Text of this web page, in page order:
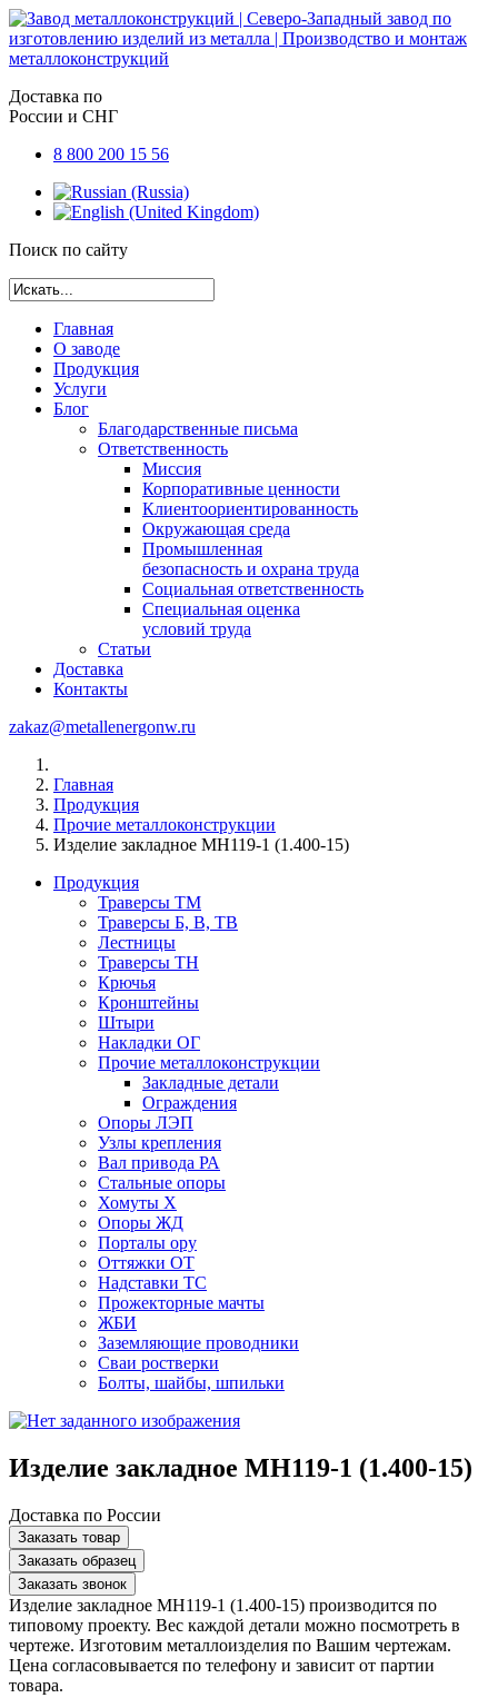
Доставка по
России и СНГ
8 800 200 15 56
Поиск по сайту
Главная
О заводе
Продукция
Услуги
Блог
Благодарственные письма
Ответственность
Миссия
Корпоративные ценности
Клиентоориентированность
Окружающая среда
Промышленная
безопасность и охрана труда
Социальная ответственность
Специальная оценка
условий труда
Статьи
Доставка
Контакты
zakaz@metallenergonw.ru
Главная
Продукция
Прочие металлоконструкции
Изделие закладное МН119-1 (1.400-15)
Продукция
Траверсы ТМ
Траверсы Б, В, ТВ
Лестницы
Траверсы ТН
Крючья
Кронштейны
Штыри
Накладки ОГ
Прочие металлоконструкции
Закладные детали
Ограждения
Опоры ЛЭП
Узлы крепления
Вал привода РА
Стальные опоры
Хомуты Х
Опоры ЖД
Порталы ору
Оттяжки ОТ
Надставки ТС
Прожекторные мачты
ЖБИ
Заземляющие проводники
Сваи ростверки
Болты, шайбы, шпильки
Изделие закладное МН119-1 (1.400-15)
Доставка по России
Заказать товар
Заказать образец
Заказать звонок
Изделие закладное МН119-1 (1.400-15) производится по
типовому проекту. Вес каждой детали можно посмотреть в
чертеже. Изготовим металлоизделия по Вашим чертежам.
Цена согласовывается по телефону и зависит от партии
товара.